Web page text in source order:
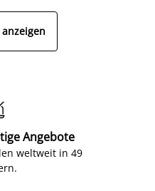
Angebote
weltweit in 49